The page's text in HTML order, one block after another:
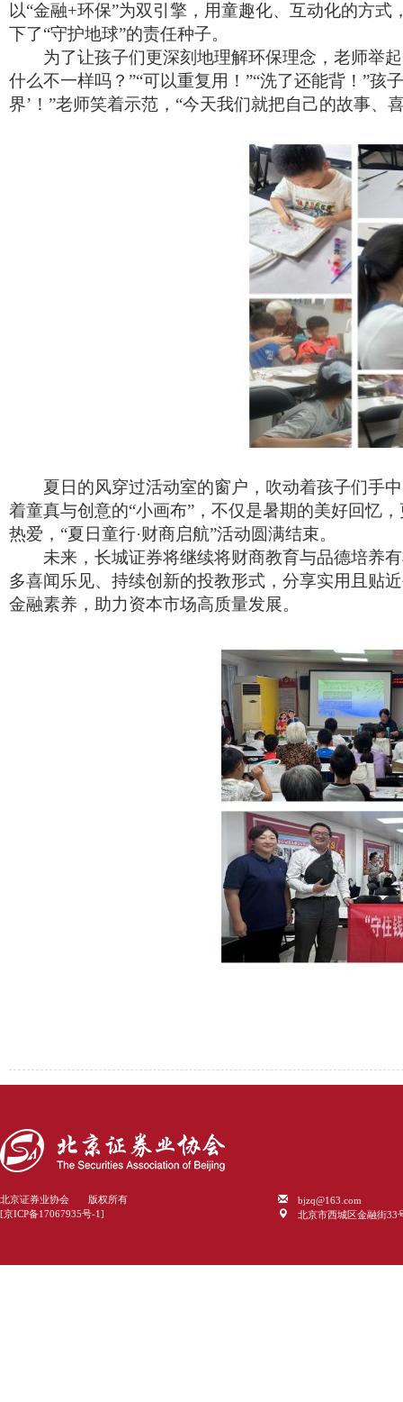
以“金融+环保”为双引擎，用童趣化、互动化的方式
下了“守护地球”的责任种子。
为了让孩子们更深刻地理解环保理念，老师举
什么不一样吗？”“可以重复用！”“洗了还能背！”孩
界’ ！”老师笑着示范， “今天我们就把自己的故事、
夏日的风穿过活动室的窗户，吹动着孩子们手
着童真与创意的“小画布” ，不仅是暑期的美好回忆
热爱 ， “夏日童行·财商启航”活动圆满结束。
未来，长城证券将继续将财商教育与品德培养
多喜闻乐见、持续创新的投教形式，分享实用且贴
金融素养，助力资本市场高质量发展。
北京证券业协会 版权所有
[京ICP备17067935号-1]
bjzq@163.com
北京市西城区金融街33